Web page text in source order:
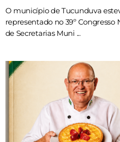
O município de Tucunduva
representado no 39º Congresso
de Secretarias Muni ...